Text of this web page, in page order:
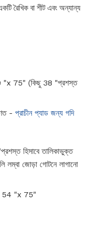
রৈখিক বা শীট এবং অন্যান্য
"x 75" (কিছু 38 "প্রশস্ত
- প্রাচীন প্যাড জন্য গদি
হিসাবে তালিকাভুক্ত
লম্বা জোড়া গোটনে লাগানো
54 "x 75"